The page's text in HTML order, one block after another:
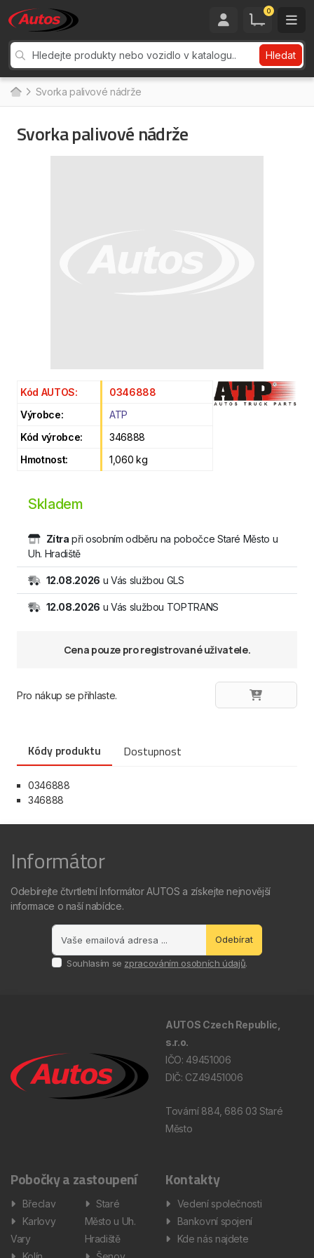
0
Hledat
Svorka palivové nádrže
Svorka palivové nádrže
Kód AUTOS:
0346888
Výrobce:
ATP
Kód výrobce:
346888
Hmotnost:
1,060 kg
Skladem
Zítra při osobním odběru na pobočce Staré Město u
Uh. Hradiště
12.08.2026 u Vás službou GLS
12.08.2026 u Vás službou TOPTRANS
Cena pouze pro registrované uživatele.
Pro nákup se přihlaste.
Kódy produktu Dostupnost
0346888
346888
Informátor
Odebírejte čtvrtletní Informátor AUTOS a získejte nejnovější
informace o naší nabídce.
Odebírat
Souhlasím se zpracováním osobních údajů.
AUTOS Czech Republic,
s.r.o.
IČO: 49451006
DIČ: CZ49451006
Tovární 884, 686 03 Staré
Město
Pobočky a zastoupení
Břeclav
Karlovy
Vary
Staré
Město u Uh.
Hradiště
Kontakty
Vedení společnosti
Bankovní spojení
Kde nás najdete